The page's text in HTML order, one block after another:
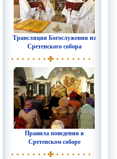
Трансляция Богослужения из
Сретенского собора
Правила поведения в
Сретенском соборе